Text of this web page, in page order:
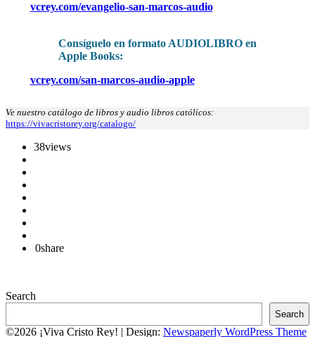
vcrey.com/evangelio-san-marcos-audio
Consíguelo en formato AUDIOLIBRO en
Apple Books:
vcrey.com/san-marcos-audio-apple
Ve nuestro catálogo de libros y audio libros católicos:
https://vivacristorey.org/catalogo/
38views
0share
Search
Search
©2026 ¡Viva Cristo Rey! | Design: Newspaperly WordPress Theme